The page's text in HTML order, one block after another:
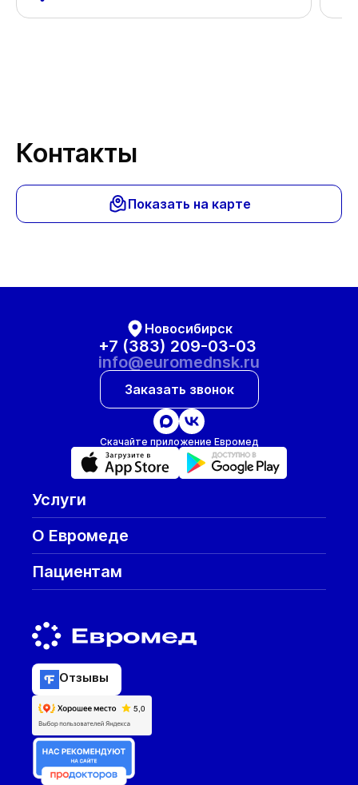
Контакты
Показать на карте
Новосибирск
+7 (383) 209-03-03
info@euromednsk.ru
Заказать звонок
Скачайте приложение Евромед
Услуги
О Евромеде
Пациентам
Отзывы